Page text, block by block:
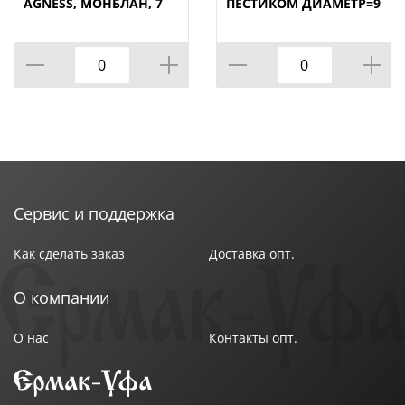
20*22*5 СМ,
КОР=24НАБ.
Сервис и поддержка
Как сделать заказ Доставка опт.
О компании
О нас Контакты опт.